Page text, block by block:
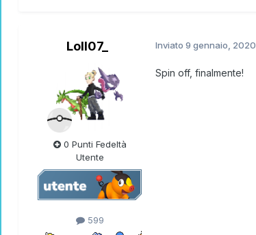
Loll07_
0 Punti Fedeltà
Utente
599
Inviato 9 gennaio, 2020
Spin off, finalmente!